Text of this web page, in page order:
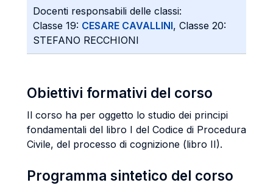
Docenti responsabili delle classi:
Classe 19: CESARE CAVALLINI, Classe 20:
STEFANO RECCHIONI
Obiettivi formativi del corso
Il corso ha per oggetto lo studio dei principi
fondamentali del libro I del Codice di Procedura
Civile, del processo di cognizione (libro II).
Programma sintetico del corso